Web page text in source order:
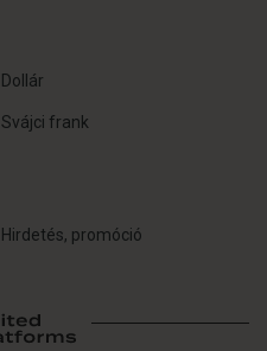
Dollár
Svájci frank
Hirdetés, promóció